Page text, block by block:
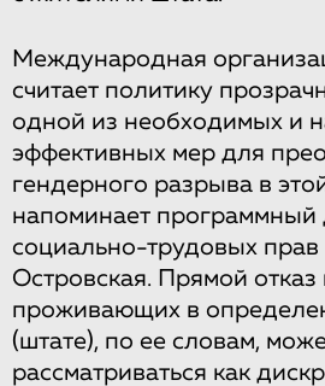
Международная
считает политику
одной из необходимых и
эффективных мер для
гендерного разрыва в
напоминает программный
социально-трудовых
Островская. Прямой
проживающих в
(штате), по ее словам,
рассматриваться как